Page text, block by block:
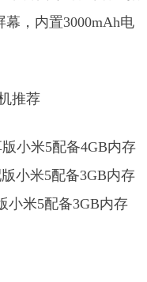
，内置3000mAh电
小米5配备4GB内存
小米5配备3GB内存
小米5配备3GB内存